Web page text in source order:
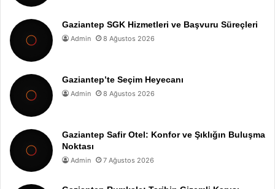
Gaziantep SGK Hizmetleri ve Başvuru Süreçleri
Admin 8 Ağustos 2026
Gaziantep’te Seçim Heyecanı
Admin 8 Ağustos 2026
Gaziantep Safir Otel: Konfor ve Şıklığın Buluşma
Noktası
Admin 7 Ağustos 2026